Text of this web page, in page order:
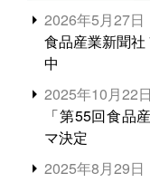
2026年5月27日
食品産業新聞
中
2025年10月22日
「第55回食品
マ決定
2025年8月29日